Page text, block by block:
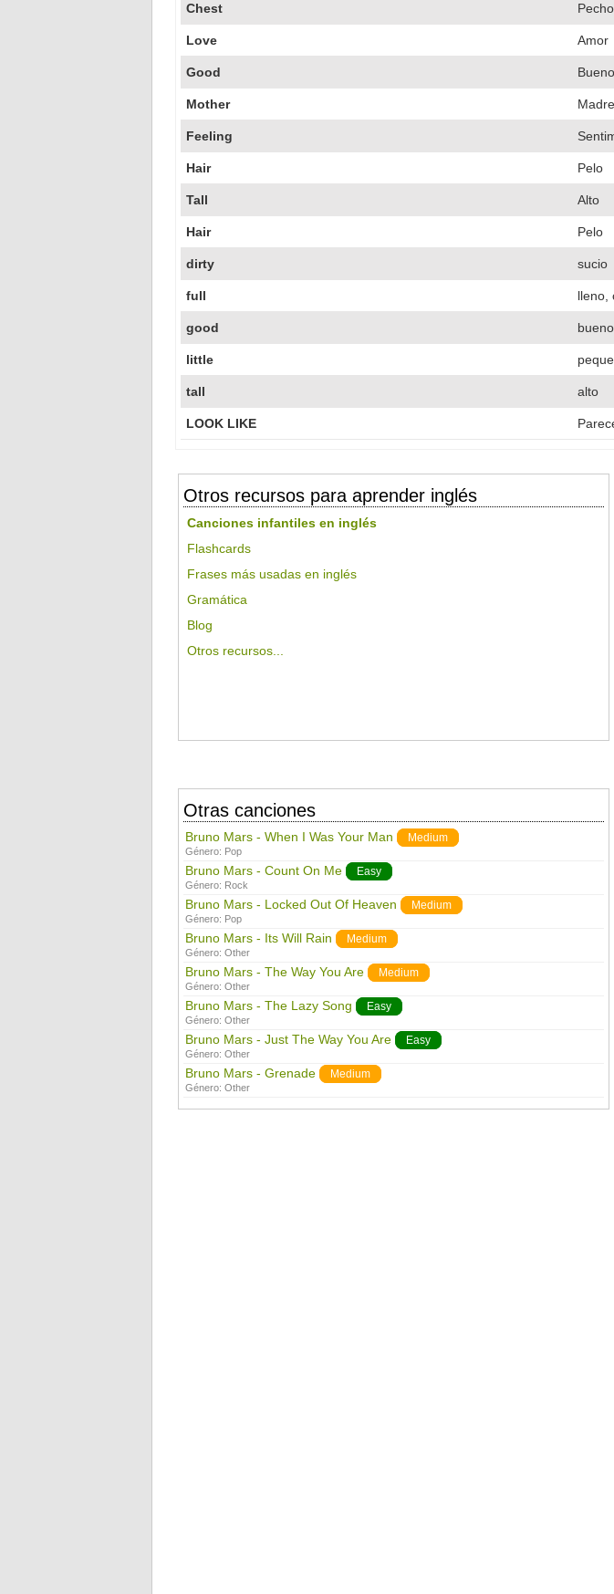
Chest Pecho
Love Amor
Good Bueno
Mother Madre
Feeling
Hair Pelo
Tall Alto
Hair Pelo
dirty sucio
full lleno,
good bueno
little
tall alto
LOOK LIKE
Otros recursos para aprender inglés
Canciones infantiles en inglés
Flashcards
Frases más usadas en inglés
Gramática
Blog
Otros recursos...
Otras canciones
Bruno Mars - When I Was Your Man Medium
Género: Pop
Bruno Mars - Count On Me Easy
Género: Rock
Bruno Mars - Locked Out Of Heaven Medium
Género: Pop
Bruno Mars - Its Will Rain Medium
Género: Other
Bruno Mars - The Way You Are Medium
Género: Other
Bruno Mars - The Lazy Song Easy
Género: Other
Bruno Mars - Just The Way You Are Easy
Género: Other
Bruno Mars - Grenade Medium
Género: Other